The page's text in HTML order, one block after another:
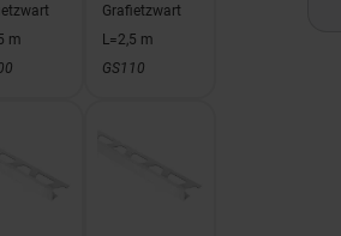
m
Grafietzwart
L=2,5 m
GS110